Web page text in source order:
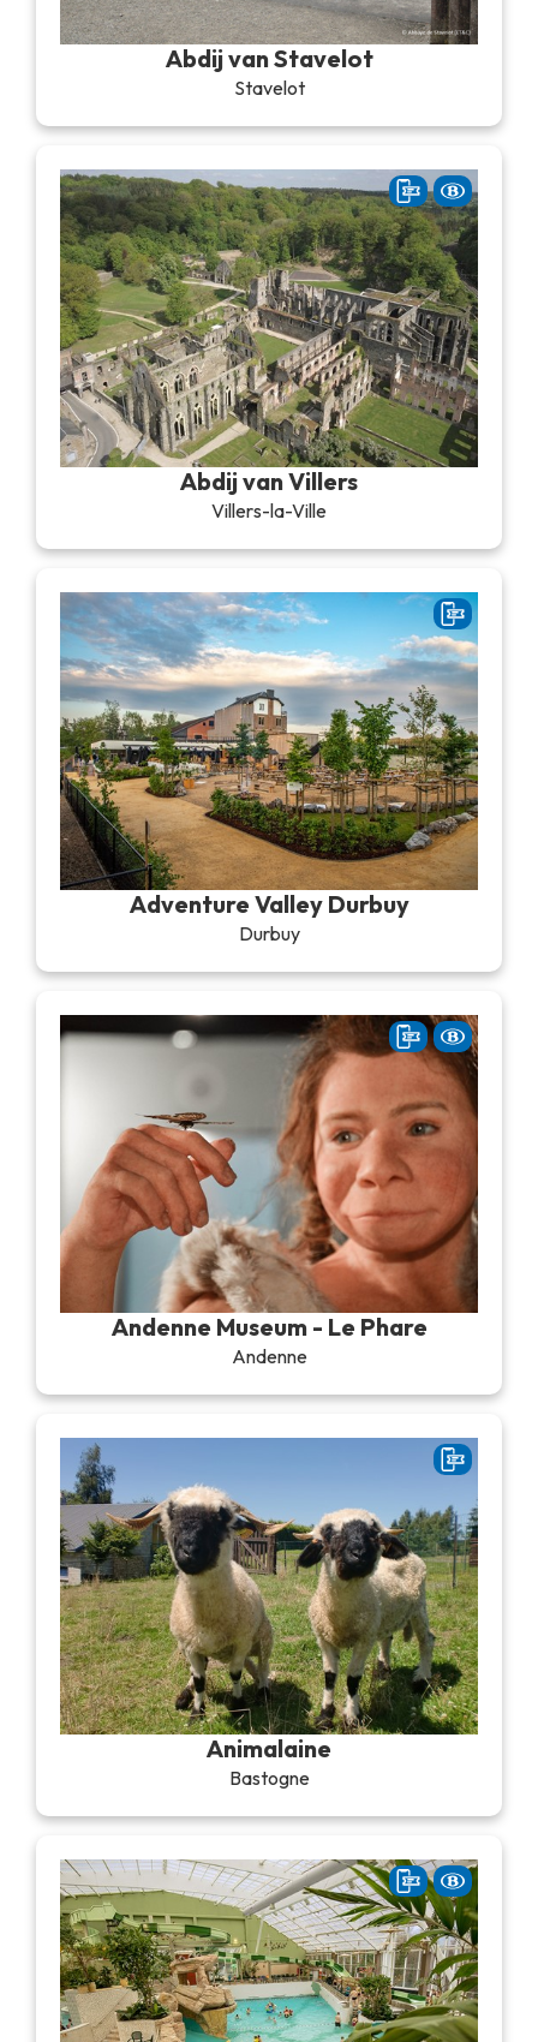
Abdij van Stavelot
Stavelot
Abdij van Villers
Villers-la-Ville
Adventure Valley Durbuy
Durbuy
Andenne Museum - Le Phare
Andenne
Animalaine
Bastogne